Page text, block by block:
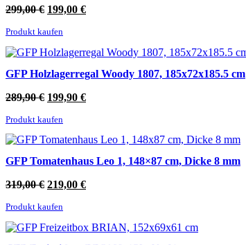
299,00€ Ursprünglicher
war:
299,00 €
199,00 €Aktueller
199,00 €.
Produkt kaufen
GFP Holzlagerregal Woody 1807, 185x72x185.5 cm
289,90€ Ursprünglicher
war:
289,90 €
199,90 €Aktueller
199,90 €.
Produkt kaufen
GFP Tomatenhaus Leo 1, 148×87 cm, Dicke 8 mm
319,00€ Ursprünglicher
war:
319,00 €
219,00 €Aktueller
219,00 €.
Produkt kaufen